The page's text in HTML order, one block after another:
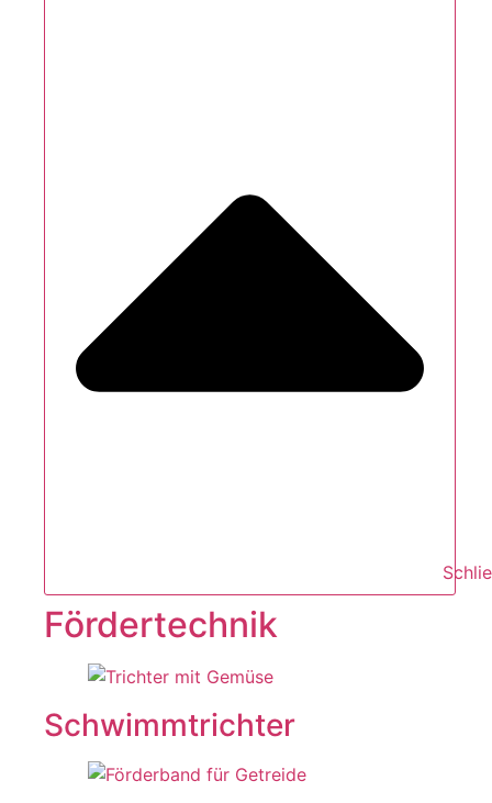
Fördertechnik
Schwimmtrichter